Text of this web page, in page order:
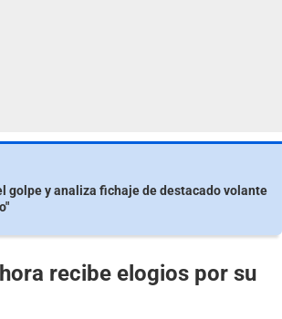
golpe y analiza fichaje de destacado volante
recibe elogios por su